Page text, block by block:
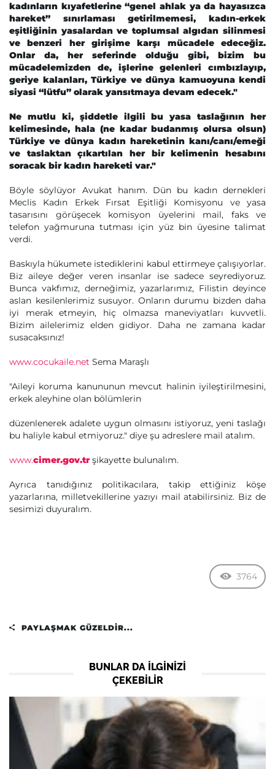
kadınların kıyafetlerine “genel ahlak ya da hayasızca
hareket” sınırlaması getirilmemesi, kadın-erkek
eşitliğinin yasalardan ve toplumsal algıdan silinmesi
ve benzeri her girişime karşı mücadele edeceğiz.
Onlar da, her seferinde olduğu gibi, bizim bu
mücadelemizden de, işlerine gelenleri cımbızlayıp,
geriye kalanları, Türkiye ve dünya kamuoyuna kendi
siyasi “lütfu” olarak yansıtmaya devam edecek."
Ne mutlu ki, şiddetle ilgili bu yasa taslağının her
kelimesinde, hala (ne kadar budanmış olursa olsun)
Türkiye ve dünya kadın hareketinin kanı/canı/emeği
ve taslaktan çıkartılan her bir kelimenin hesabını
soracak bir kadın hareketi var."
Böyle söylüyor Avukat hanım. Dün bu kadın dernekleri
Meclis Kadın Erkek Fırsat Eşitliği Komisyonu ve yasa
tasarısını görüşecek komisyon üyelerini mail, faks ve
telefon yağmuruna tutması için yüz bin üyesine talimat
verdi.
Baskıyla hükumete istediklerini kabul ettirmeye çalışıyorlar.
Biz aileye değer veren insanlar ise sadece seyrediyoruz.
Bunca vakfımız, derneğimiz, yazarlarımız, Filistin deyince
aslan kesilenlerimiz susuyor. Onların durumu bizden daha
iyi merak etmeyin, hiç olmazsa maneviyatları kuvvetli.
Bizim ailelerimiz elden gidiyor. Daha ne zamana kadar
susacaksınız!
www.cocukaile.net Sema Maraşlı
"Aileyi koruma kanununun mevcut halinin iyileştirilmesini,
erkek aleyhine olan bölümlerin
düzenlenerek adalete uygun olmasını istiyoruz, yeni taslağı
bu haliyle kabul etmiyoruz." diye şu adreslere mail atalım.
www.cimer.gov.trşikayette bulunalım.
Ayrıca tanıdığınız politikacılara, takip ettiğiniz köşe
yazarlarına, milletvekillerine yazıyı mail atabilirsiniz. Biz de
sesimizi duyuralım.
3764
PAYLAŞMAK GÜZELDIR...
BUNLAR DA ILGINIZI
ÇEKEBILIR